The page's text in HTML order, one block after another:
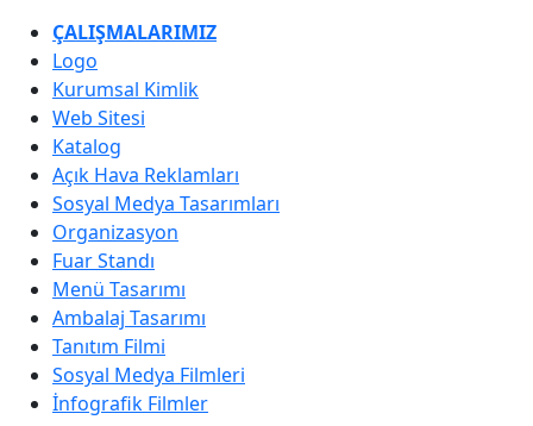
ÇALIŞMALARIMIZ
Logo
Kurumsal Kimlik
Web Sitesi
Katalog
Açık Hava Reklamları
Sosyal Medya Tasarımları
Organizasyon
Fuar Standı
Menü Tasarımı
Ambalaj Tasarımı
Tanıtım Filmi
Sosyal Medya Filmleri
İnfografik Filmler